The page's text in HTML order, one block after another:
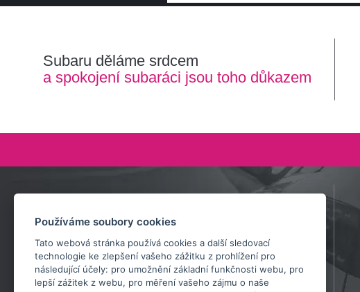
Používáme soubory cookies
Tato webová stránka používá cookies a další sledovací
technologie ke zlepšení vašeho zážitku z prohlížení pro
následující účely: pro umožnění základní funkčnosti webu, pro
lepší zážitek z webu, pro měření vašeho zájmu o naše
Subaru děláme srdcem
a spokojení subaráci jsou toho důkazem
+420 732 218 685
rosta@subarusti.cz
POŠLI DOTAZ